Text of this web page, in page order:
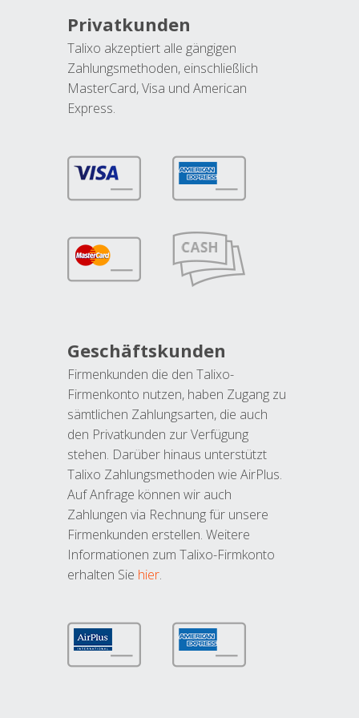
Privatkunden
Talixo akzeptiert alle gängigen
Zahlungsmethoden, einschließlich
MasterCard, Visa und American
Express.
Geschäftskunden
Firmenkunden die den Talixo-
Firmenkonto nutzen, haben Zugang zu
sämtlichen Zahlungsarten, die auch
den Privatkunden zur Verfügung
stehen. Darüber hinaus unterstützt
Talixo Zahlungsmethoden wie AirPlus.
Auf Anfrage können wir auch
Zahlungen via Rechnung für unsere
Firmenkunden erstellen. Weitere
Informationen zum Talixo-Firmkonto
erhalten Sie hier.